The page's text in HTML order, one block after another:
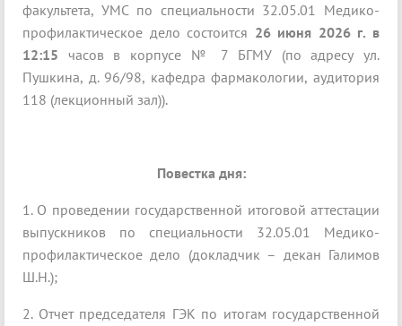
факультета, УМС по специальности 32.05.01 Медико-
профилактическое дело состоится 26 июня 2026 г. в
12:15 часов в корпусе № 7 БГМУ (по адресу ул.
Пушкина, д. 96/98, кафедра фармакологии, аудитория
118 (лекционный зал)).
Повестка дня:
1. О проведении государственной итоговой аттестации
выпускников по специальности 32.05.01 Медико-
профилактическое дело (докладчик – декан Галимов
Ш.Н.);
2. Отчет председателя ГЭК по итогам государственной